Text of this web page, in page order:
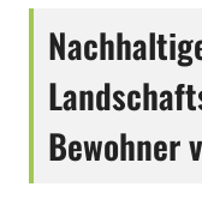
Bewohner